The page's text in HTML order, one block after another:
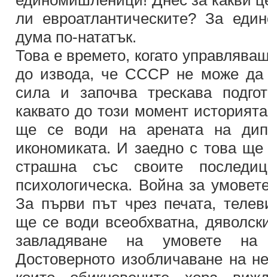
ли евроатлантическите? За
дума по-нататък.
Това е времето, когато
до извода, че СССР не може да
сила и започва трескава
каквато до този момент
ще се води на арената на
икономиката. И заедно с това
страшна със своите
психологическа. Война за
За първи път чрез печата,
ще се води всеобхватна,
завладяване на умовете на
Достоверното изобличаване на